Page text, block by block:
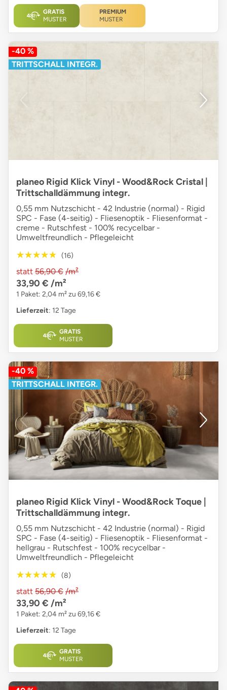
GRATIS
MUSTER
PREMIUM
MUSTER
-40 %
TRITTSCHALL INTEGR.
planeo Rigid Klick Vinyl - Wood&Rock Cristal |
Trittschalldämmung integr.
0,55 mm Nutzschicht - 42 Industrie (normal) - Rigid
SPC - Fase (4-seitig) - Fliesenoptik - Fliesenformat -
creme - Rutschfest - 100% recycelbar -
Umweltfreundlich - Pflegeleicht
★★★★★
★★★★★ (16)
statt 56,90 € /m²
33,90 € /m²
1 Paket: 2,04 m² zu 69,16 €
Lieferzeit: 12 Tage
GRATIS
MUSTER
-40 %
TRITTSCHALL INTEGR.
planeo Rigid Klick Vinyl - Wood&Rock Toque |
Trittschalldämmung integr.
0,55 mm Nutzschicht - 42 Industrie (normal) - Rigid
SPC - Fase (4-seitig) - Fliesenoptik - Fliesenformat -
hellgrau - Rutschfest - 100% recycelbar -
Umweltfreundlich - Pflegeleicht
★★★★★
★★★★★ (8)
statt 56,90 € /m²
33,90 € /m²
1 Paket: 2,04 m² zu 69,16 €
Lieferzeit: 12 Tage
GRATIS
MUSTER